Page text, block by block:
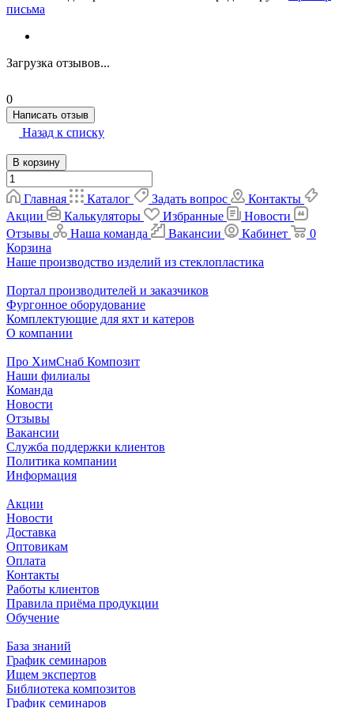
письма
Загрузка отзывов...
0
Написать отзыв
Назад к списку
В корзину
Главная Каталог Задать вопрос
Контакты
Акции
Калькуляторы Избранные
Новости
Отзывы
Наша команда Вакансии Кабинет
0
Корзина
Наше производство изделий из стеклопластика
Портал производителей и заказчиков
Фургонное оборудование
Комплектующие для яхт и катеров
О компании
Про ХимСнаб Композит
Наши филиалы
Команда
Новости
Отзывы
Вакансии
Служба поддержки клиентов
Политика компании
Информация
Акции
Новости
Доставка
Оптовикам
Оплата
Контакты
Работы клиентов
Правила приёма продукции
Обучение
База знаний
График семинаров
Ищем экспертов
Библиотека композитов
График семинаров